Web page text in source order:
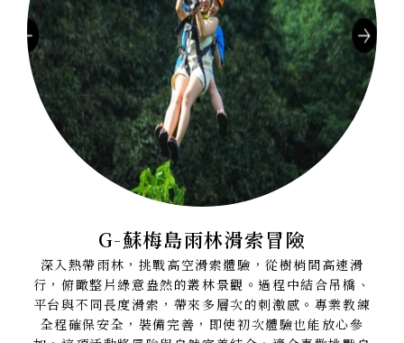
G-蘇梅島雨林滑索冒險
深入熱帶雨林，挑戰高空滑索體驗，從樹梢間高速滑
行，俯瞰整片綠意盎然的叢林景觀。過程中結合吊橋、
平台與不同長度滑索，帶來多層次的刺激感。專業教練
全程確保安全，裝備完善，即使初次體驗也能放心參